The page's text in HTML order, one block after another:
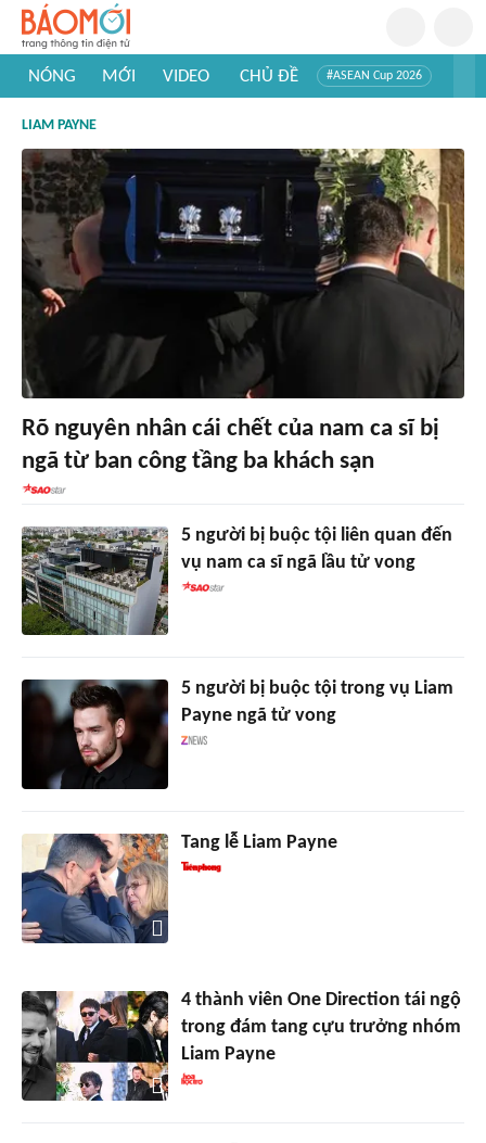
NÓNG MỚI VIDEO CHỦ ĐỀ #ASEAN Cup 2026
#Khám phá thế giới
LIAM PAYNE
Rõ nguyên nhân cái chết của nam ca sĩ bị
ngã từ ban công tầng ba khách sạn
5 người bị buộc tội liên quan đến
vụ nam ca sĩ ngã lầu tử vong
5 người bị buộc tội trong vụ Liam
Payne ngã tử vong
Tang lễ Liam Payne
4 thành viên One Direction tái ngộ
trong đám tang cựu trưởng nhóm
Liam Payne